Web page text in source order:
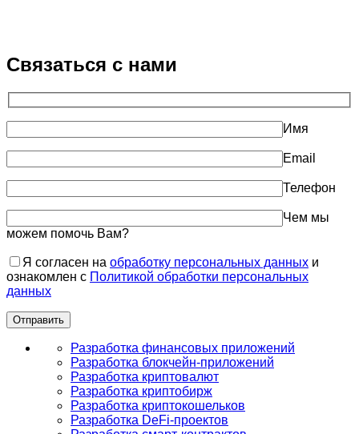
Связаться с нами
Имя
Email
Телефон
Чем мы
можем помочь Вам?
Я согласен на обработку персональных данных и
ознакомлен с Политикой обработки персональных
данных
Разработка финансовых приложений
Разработка блокчейн-приложений
Разработка криптовалют
Разработка криптобирж
Разработка криптокошельков
Разработка DeFi-проектов